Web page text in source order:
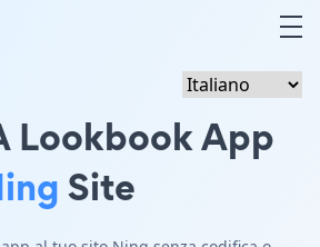
Lookbook App
Site